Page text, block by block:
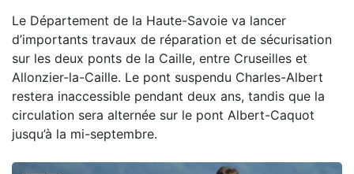
Le Département de la Haute-Savoie va lancer
d’importants travaux de réparation et de sécurisation
sur les deux ponts de la Caille, entre Cruseilles et
Allonzier-la-Caille. Le pont suspendu Charles-Albert
restera inaccessible pendant deux ans, tandis que la
circulation sera alternée sur le pont Albert-Caquot
jusqu’à la mi-septembre.